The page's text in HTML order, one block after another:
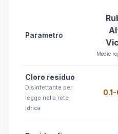
Parametro
Medie
Cloro residuo
Disinfettante per
legge nella rete
idrica